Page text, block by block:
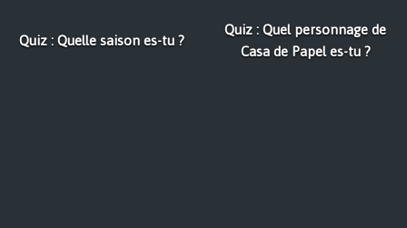
Quiz : Quelle saison es-tu ?
Quiz : Quel personnage de
Casa de Papel es-tu ?